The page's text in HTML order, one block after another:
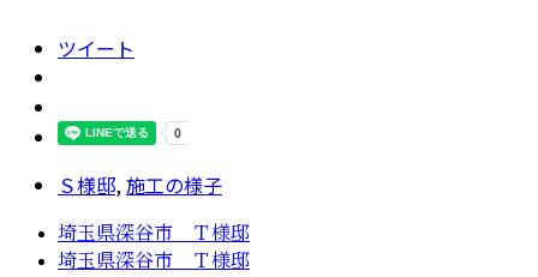
ツイート
Ｓ様邸,施工の様子
埼玉県深谷市 Ｔ様邸
埼玉県深谷市 Ｔ様邸